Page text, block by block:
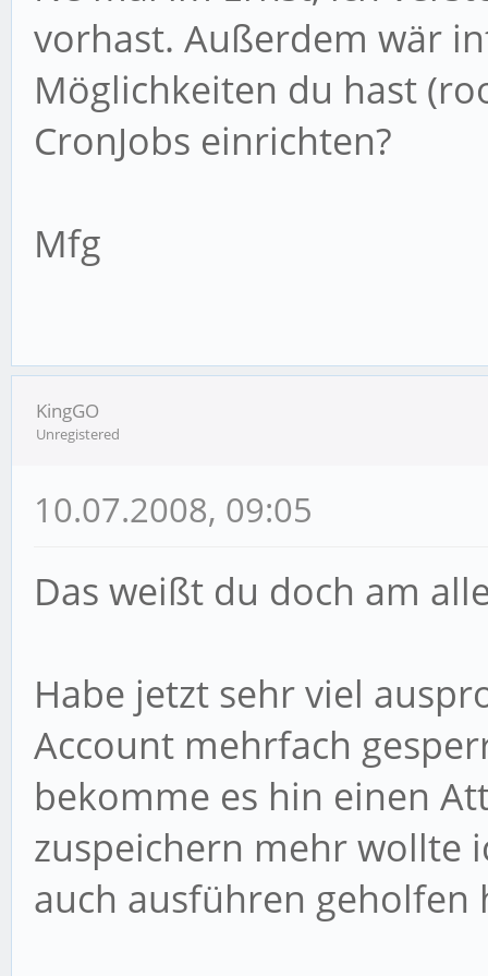
vorhast. Außerdem wär
Möglichkeiten du hast
CronJobs einrichten?
Mfg
KingGO
Unregistered
10.07.2008, 09:05
Das weißt du doch am
Habe jetzt sehr viel
Account mehrfach
bekomme es hin einen
zuspeichern mehr wollte
auch ausführen